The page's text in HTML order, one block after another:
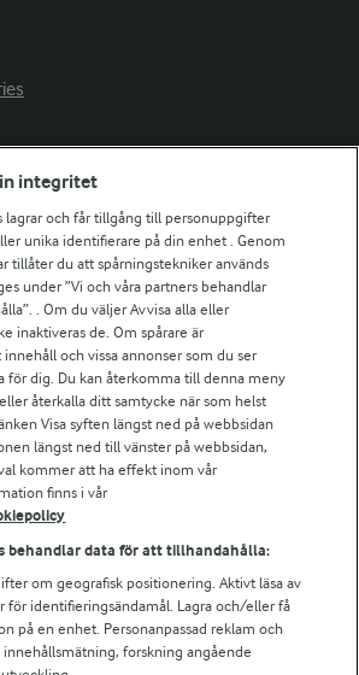
integritet
lagrar och får tillgång till personuppgifter
unika identifierare på din enhet . Genom
tillåter du att spårningstekniker används
under ”Vi och våra partners behandlar
. Om du väljer Avvisa alla eller
inaktiveras de. Om spårare är
och vissa annonser som du ser
för dig. Du kan återkomma till denna meny
återkalla ditt samtycke när som helst
Visa syften längst ned på webbsidan
längst ned till vänster på webbsidan,
kommer att ha effekt inom vår
finns i vår
behandlar data för att tillhandahålla:
om geografisk positionering. Aktivt läsa av
för identifieringsändamål. Lagra och/eller få
på en enhet. Personanpassad reklam och
forskning angående